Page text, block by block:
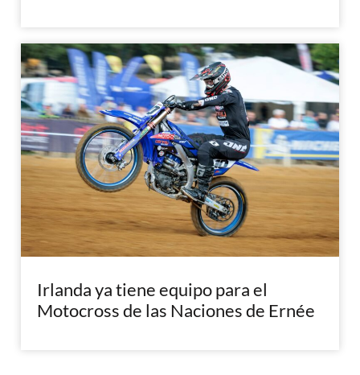
Irlanda ya tiene equipo para el
Motocross de las Naciones de Ernée